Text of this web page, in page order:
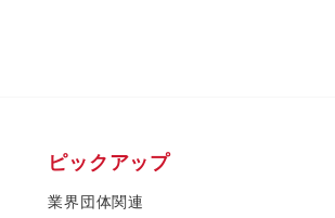
ピックアップ
業界団体関連